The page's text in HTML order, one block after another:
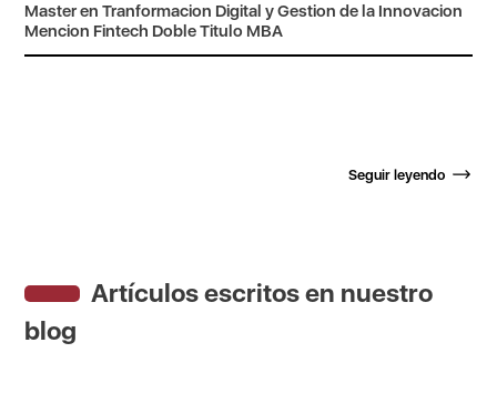
Master en Tranformacion Digital y Gestion de la Innovacion
Mencion Fintech Doble Titulo MBA
Seguir leyendo
Artículos escritos en nuestro
blog